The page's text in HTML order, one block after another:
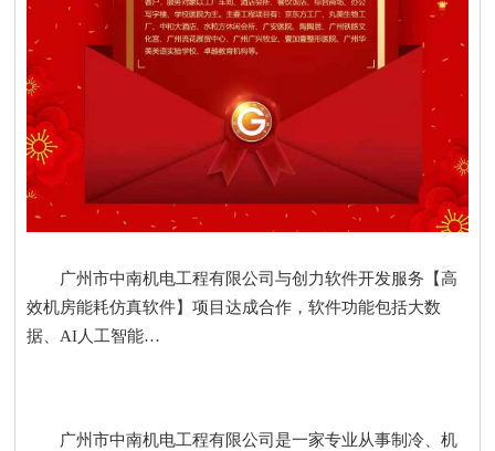
广州市中南机电工程有限公司与创力软件开发服务【高
效机房能耗仿真软件】项目达成合作，软件功能包括大数
据、AI人工智能…
广州市中南机电工程有限公司是一家专业从事制冷、机